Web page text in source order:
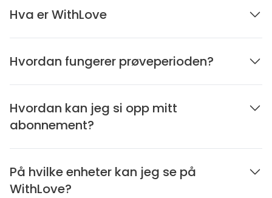
Hva er WithLove
Hvordan fungerer prøveperioden?
Hvordan kan jeg si opp mitt
abonnement?
På hvilke enheter kan jeg se på
WithLove?